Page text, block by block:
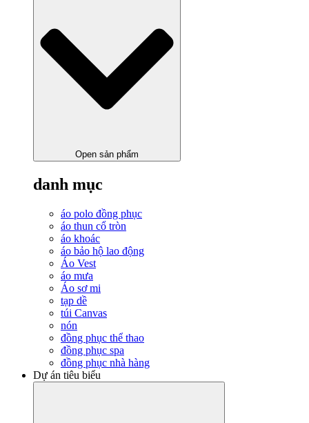
Open sản phẩm
danh mục
áo polo đồng phục
áo thun cổ tròn
áo khoác
áo bảo hộ lao động
Áo Vest
áo mưa
Áo sơ mi
tạp dề
túi Canvas
nón
đồng phục thể thao
đồng phục spa
đồng phục nhà hàng
Dự án tiêu biểu